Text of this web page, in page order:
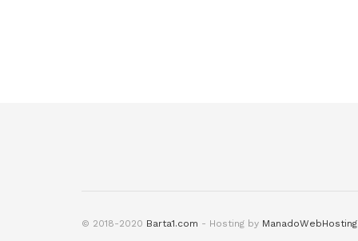
© 2018-2020 Barta1.com - Hosting by ManadoWebHosting